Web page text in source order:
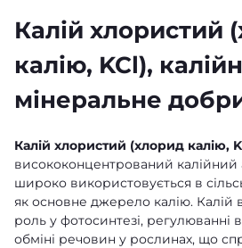
Калій хлористий
калію, KCl),
мінеральне
Калій хлористий (хлорид калію,
висококонцентрований калійний
широко використовується в
як основне джерело калію. Калій
роль у фотосинтезі, регулюванні
обміні речовин у рослинах, що